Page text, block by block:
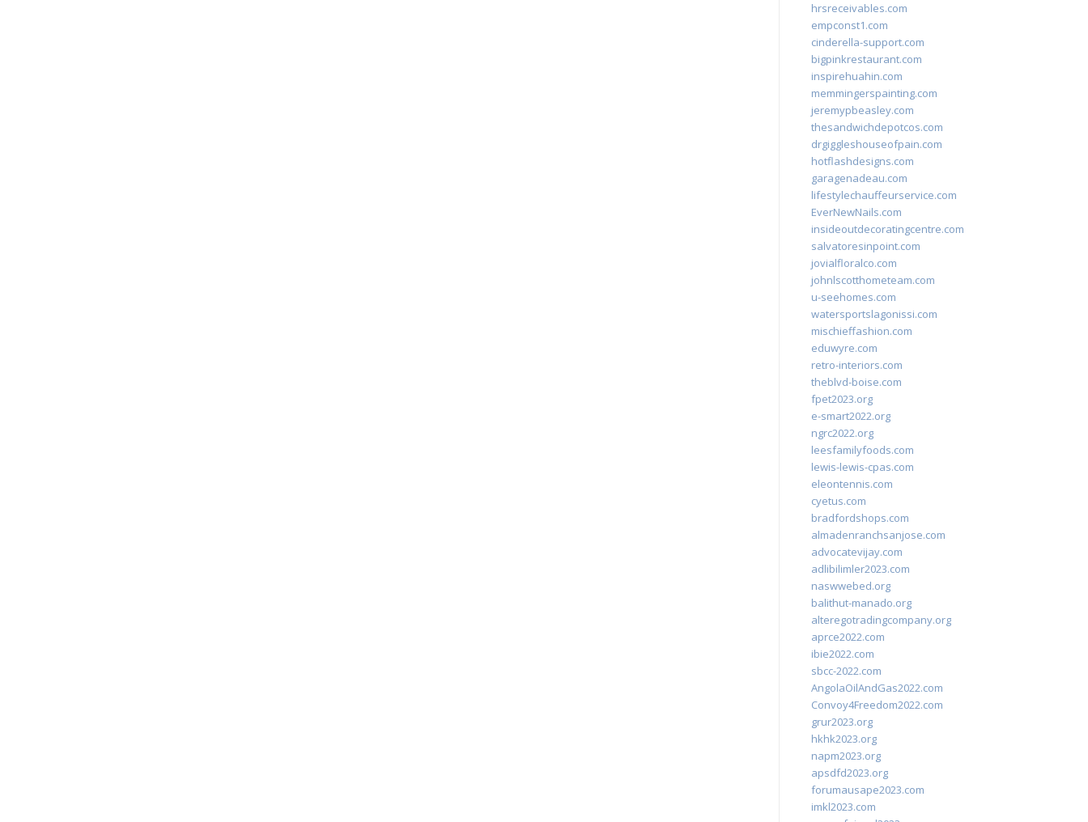
hrsreceivables.com
empconst1.com
cinderella-support.com
bigpinkrestaurant.com
inspirehuahin.com
memmingerspainting.com
jeremypbeasley.com
thesandwichdepotcos.com
drgiggleshouseofpain.com
hotflashdesigns.com
garagenadeau.com
lifestylechauffeurservice.com
EverNewNails.com
insideoutdecoratingcentre.com
salvatoresinpoint.com
jovialfloralco.com
johnlscotthometeam.com
u-seehomes.com
watersportslagonissi.com
mischieffashion.com
eduwyre.com
retro-interiors.com
theblvd-boise.com
fpet2023.org
e-smart2022.org
ngrc2022.org
leesfamilyfoods.com
lewis-lewis-cpas.com
eleontennis.com
cyetus.com
bradfordshops.com
almadenranchsanjose.com
advocatevijay.com
adlibilimler2023.com
naswwebed.org
balithut-manado.org
alteregotradingcompany.org
aprce2022.com
ibie2022.com
sbcc-2022.com
AngolaOilAndGas2022.com
Convoy4Freedom2022.com
grur2023.org
hkhk2023.org
napm2023.org
apsdfd2023.org
forumausape2023.com
imkl2023.com